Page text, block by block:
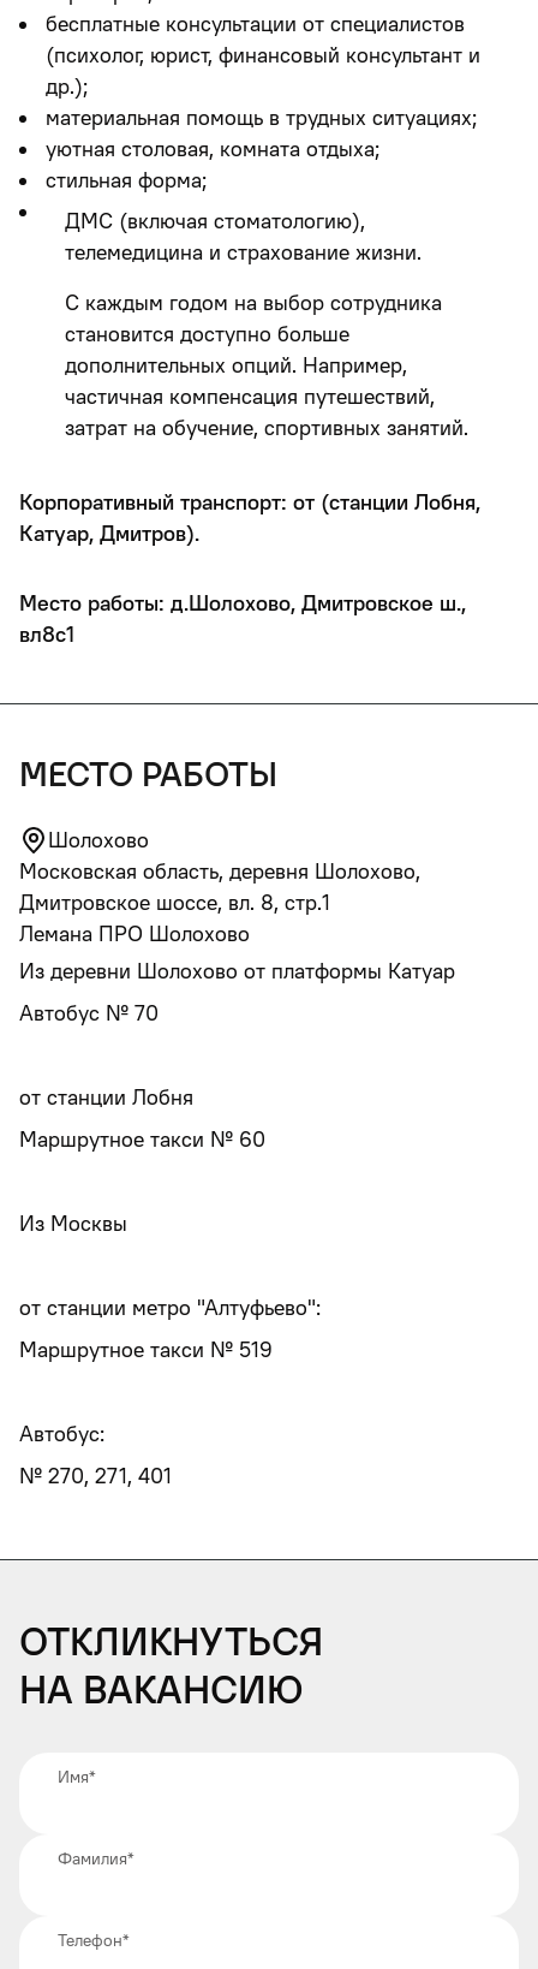
бесплатные консультации от специалистов
(психолог, юрист, финансовый консультант и
др.);
материальная помощь в трудных ситуациях;
уютная столовая, комната отдыха;
стильная форма;
ДМС (включая стоматологию),
телемедицина и страхование жизни.
С каждым годом на выбор сотрудника
становится доступно больше
дополнительных опций. Например,
частичная компенсация путешествий,
затрат на обучение, спортивных занятий.
Корпоративный транспорт: от (станции Лобня,
Катуар, Дмитров).
Место работы: д.Шолохово, Дмитровское ш.,
вл8с1
место работы
Шолохово
Московская область, деревня Шолохово,
Дмитровское шоссе, вл. 8, стр.1
Лемана ПРО Шолохово
Из деревни Шолохово от платформы Катуар
Автобус № 70
от станции Лобня
Маршрутное такси № 60
Из Москвы
от станции метро "Алтуфьево":
Маршрутное такси № 519
Автобус:
№ 270, 271, 401
Откликнуться
на вакансию
Имя*
Фамилия*
Телефон*